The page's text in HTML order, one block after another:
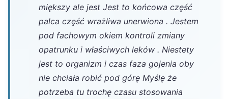
miększy ale jest Jest to końcowa część
palca część wrażliwa unerwiona . Jestem
pod fachowym okiem kontroli zmiany
opatrunku i właściwych leków . Niestety
jest to organizm i czas faza gojenia oby
nie chciała robić pod górę Myślę że
potrzeba tu trochę czasu stosowania